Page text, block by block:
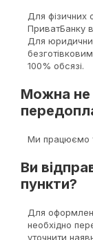
Для фізичних
ПриватБанку
Для
100% обсязі.
Можна не
Ми працюємо
Ви
пункти?
Для
необхідно
уточнити